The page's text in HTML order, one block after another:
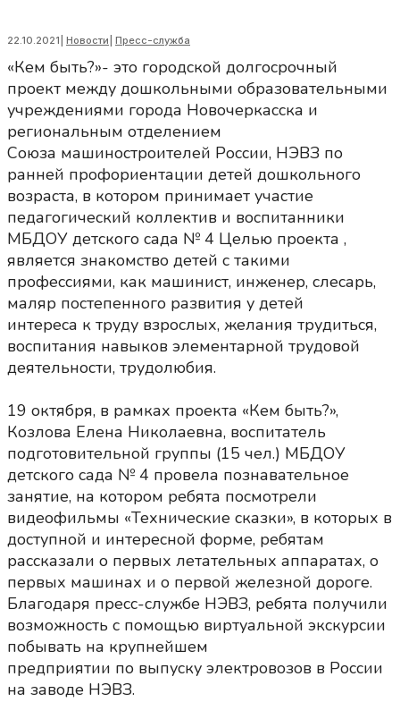
22.10.2021 Новости Пресс-служба
«Кем быть?»- это городской долгосрочный
проект между дошкольными образовательными
учреждениями города Новочеркасска и
региональным отделением
Союза машиностроителей России, НЭВЗ по
ранней профориентации детей дошкольного
возраста, в котором принимает участие
педагогический коллектив и воспитанники
МБДОУ детского сада № 4 Целью проекта ,
является знакомство детей с такими
профессиями, как машинист, инженер, слесарь,
маляр постепенного развития у детей
интереса к труду взрослых, желания трудиться,
воспитания навыков элементарной трудовой
деятельности, трудолюбия.
19 октября, в рамках проекта «Кем быть?»,
Козлова Елена Николаевна, воспитатель
подготовительной группы (15 чел.) МБДОУ
детского сада № 4 провела познавательное
занятие, на котором ребята посмотрели
видеофильмы «Технические сказки», в которых в
доступной и интересной форме, ребятам
рассказали о первых летательных аппаратах, о
первых машинах и о первой железной дороге.
Благодаря пресс-службе НЭВЗ, ребята получили
возможность с помощью виртуальной экскурсии
побывать на крупнейшем
предприятии по выпуску электровозов в России
на заводе НЭВЗ.